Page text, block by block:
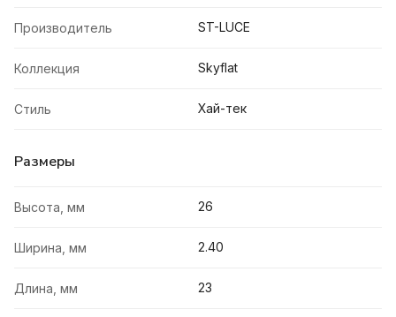
Производитель ST-LUCE
Коллекция Skyflat
Стиль Хай-тек
Размеры
Высота, мм 26
Ширина, мм 2.40
Длина, мм 23